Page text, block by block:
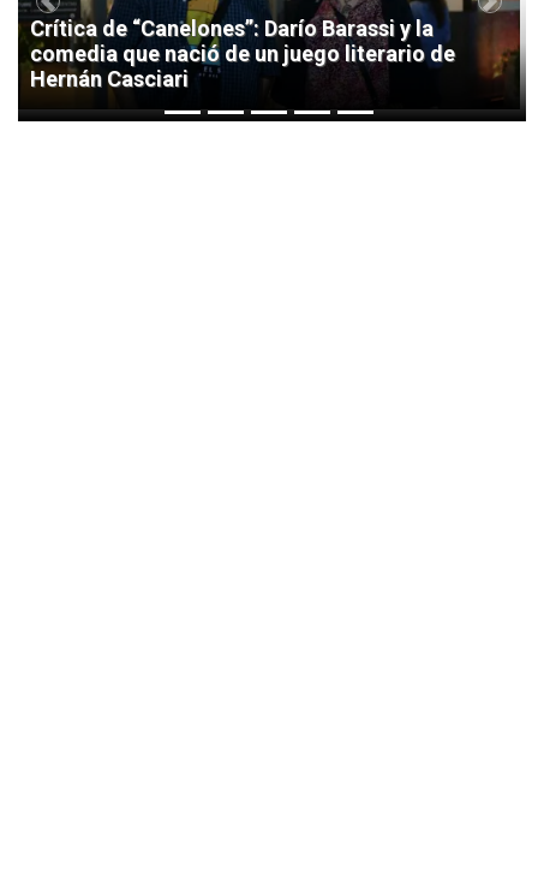
Crítica de “Canelones”: Darío Barassi y la
comedia que nació de un juego literario de
Hernán Casciari
Previous Next